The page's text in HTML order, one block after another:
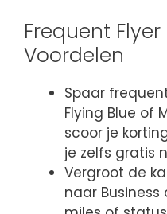
Frequent
Voordelen
Spaar
Flying Blue of
scoor je
je zelfs gratis
Vergroot de
naar Business